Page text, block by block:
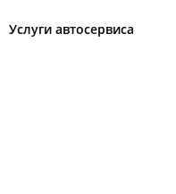
Услуги автосервиса